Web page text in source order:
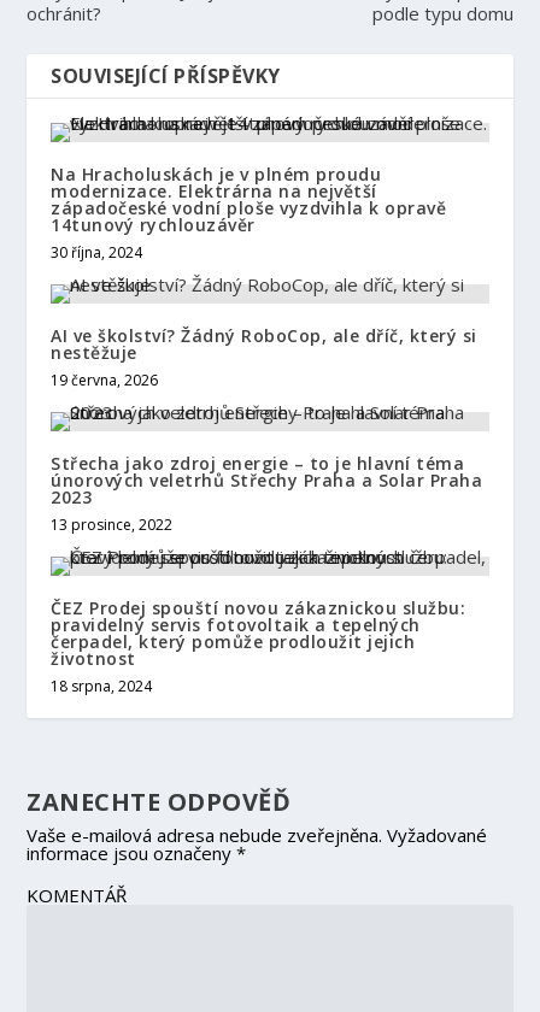
ochránit?
podle typu domu
SOUVISEJÍCÍ PŘÍSPĚVKY
Na Hracholuskách je v plném proudu
modernizace. Elektrárna na největší
západočeské vodní ploše vyzdvihla k opravě
14tunový rychlouzávěr
30 října, 2024
AI ve školství? Žádný RoboCop, ale dříč, který si
nestěžuje
19 června, 2026
Střecha jako zdroj energie – to je hlavní téma
únorových veletrhů Střechy Praha a Solar Praha
2023
13 prosince, 2022
ČEZ Prodej spouští novou zákaznickou službu:
pravidelný servis fotovoltaik a tepelných
čerpadel, který pomůže prodloužit jejich
životnost
18 srpna, 2024
ZANECHTE ODPOVĚĎ
Vaše e-mailová adresa nebude zveřejněna. Vyžadované
informace jsou označeny*
KOMENTÁŘ